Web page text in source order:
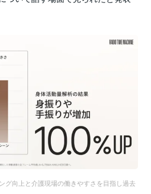
グ向上と介護現場の働きやすさを目指し過去